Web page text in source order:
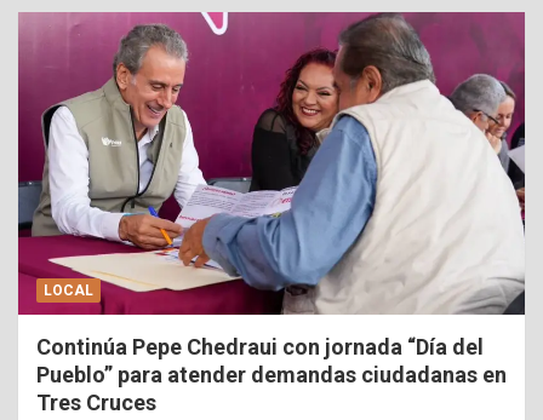
LOCAL
Continúa Pepe Chedraui con jornada “Día del
Pueblo” para atender demandas ciudadanas en
Tres Cruces